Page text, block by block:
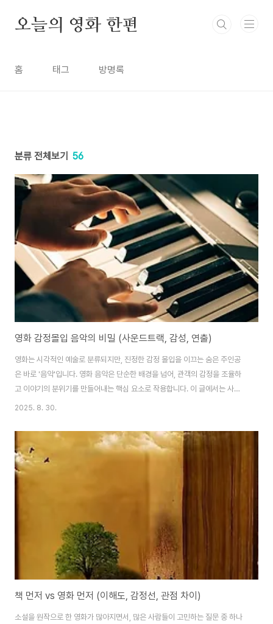
오늘의 영화 한편
홈 태그 방명록
분류 전체보기 56
영화 감정몰입 음악의 비밀 (사운드트랙, 감성, 연출)
영화는 시각적인 예술로 분류되지만, 진정한 감정 몰입을 이끄는 숨은 주인공
은 바로 '음악'입니다. 영화 음악은 단순한 배경을 넘어, 관객의 감정을 조율하
고 이야기의 분위기를 만들어내는 핵심 요소로 작용합니다. 이 글에서는 사운
드트랙이 어떻게 감성을 자극하고, 연출의 완성도를 높이며, 관객의 몰입을 극
화 속 사운드트랙은 단순한 배경음악이 아닙니다. 오히려 장면의 감정을 이끌
고, 시청자의 정서를 조율하는 ‘감정 디렉터’ 역할을 합니다. 영화의 분위기를
만드는 데 있어 음악의 힘은 매우 큽니다. 예를 들어, 슬픈 장면에서 잔잔한 피
아노 선율이 흐를 때, 관객은 말 없이도 인물의 아픔에 공감하게 됩니다. 반대로
2025. 8. 30.
책 먼저 vs 영화 먼저 (이해도, 감정선, 관점 차이)
소설을 원작으로 한 영화가 많아지면서, 많은 사람들이 고민하는 질문 중 하나